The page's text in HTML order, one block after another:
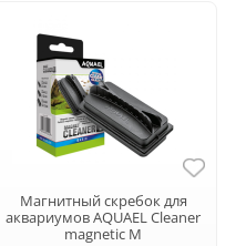
Магнитный скребок для
аквариумов AQUAEL Cleaner
magnetic М